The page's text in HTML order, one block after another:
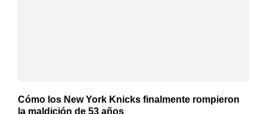
Cómo los New York Knicks finalmente rompieron
la maldición de 53 años